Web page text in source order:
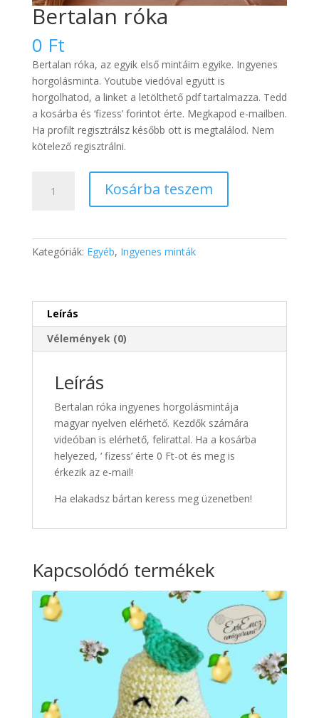
Bertalan róka
0 Ft
Bertalan róka, az egyik első mintáim egyike. Ingyenes
horgolásminta. Youtube viedóval együtt is
horgolhatod, a linket a letölthető pdf tartalmazza. Tedd
a kosárba és ‘fizess’ forintot érte. Megkapod e-mailben.
Ha profilt regisztrálsz később ott is megtalálod. Nem
kötelező regisztrálni.
Kosárba teszem
Kategóriák: Egyéb, Ingyenes minták
Leírás
Vélemények (0)
Leírás
Bertalan róka ingyenes horgolásmintája
magyar nyelven elérhető. Kezdők számára
videóban is elérhető, felirattal. Ha a kosárba
helyezed, ‘ fizess’ érte 0 Ft-ot és meg is
érkezik az e-mail!
Ha elakadsz bártan keress meg üzenetben!
Kapcsolódó termékek